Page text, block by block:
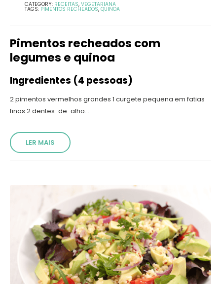
CATEGORY: RECEITAS, VEGETARIANA
TAGS: PIMENTOS RECHEADOS, QUINOA
Pimentos recheados com
legumes e quinoa
Ingredientes (4 pessoas)
2 pimentos vermelhos grandes 1 curgete pequena em fatias
finas 2 dentes-de-alho...
LER MAIS